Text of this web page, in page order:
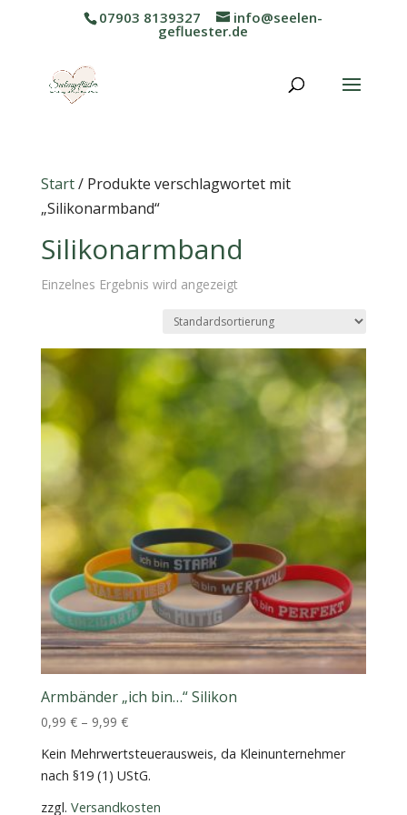
07903 8139327 info@seelen-
gefluester.de
Start/ Produkte verschlagwortet mit
„Silikonarmband“
Silikonarmband
Einzelnes Ergebnis wird angezeigt
Armbänder „ich bin…“ Silikon
0,99 €– 9,99 €
Kein Mehrwertsteuerausweis, da Kleinunternehmer
nach §19 (1) UStG.
zzgl. Versandkosten